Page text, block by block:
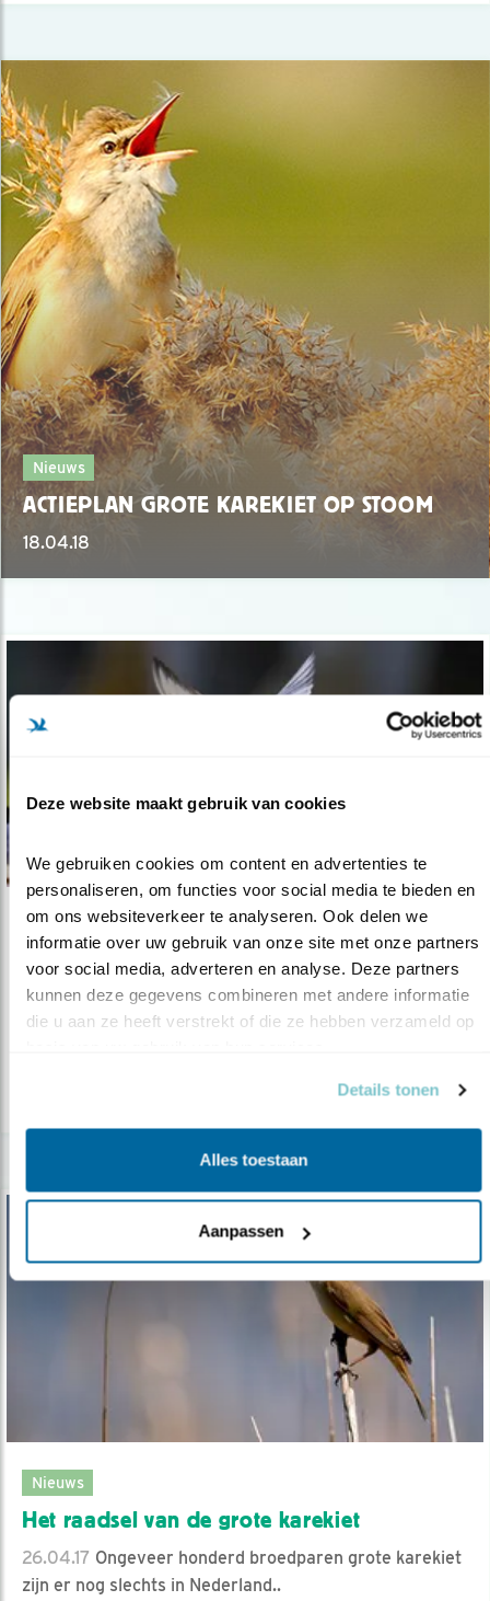
Deze website maakt gebruik van cookies
We gebruiken cookies om content en advertenties te
personaliseren, om functies voor social media te bieden en
om ons websiteverkeer te analyseren. Ook delen we
informatie over uw gebruik van onze site met onze partners
voor social media, adverteren en analyse. Deze partners
kunnen deze gegevens combineren met andere informatie
die u aan ze heeft verstrekt of die ze hebben verzameld op
Details tonen
Alles toestaan
Aanpassen
Nieuws
ACTIEPLAN GROTE KAREKIET OP STOOM
18.04.18
Nieuws
100 paar visdief!
12.06.17 Goede berichten uit het Eemmeer! Nadat
Vogelbescherming en Natuurmonumenten..
Nieuws
Het raadsel van de grote karekiet
26.04.17 Ongeveer honderd broedparen grote karekiet
zijn er nog slechts in Nederland..